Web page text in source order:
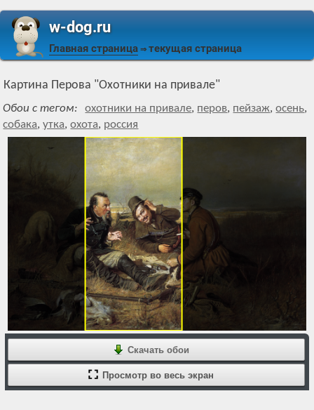
w-dog.ru
Главная страница ⇒ текущая страница
Картина Перова "Охотники на привале"
Обои с тегом: охотники на привале, перов, пейзаж,осень,
собака,утка,охота, россия
Скачать обои
Просмотр во весь экран